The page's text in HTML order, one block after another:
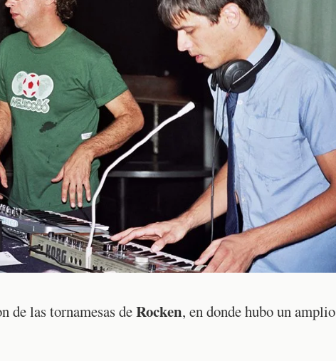
de las tornamesas deRocken, en donde hubo un amplio